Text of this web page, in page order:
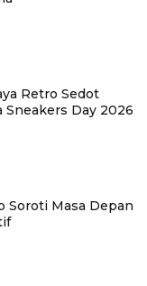
Retro Sedot
Sneakers Day 2026
Soroti Masa Depan